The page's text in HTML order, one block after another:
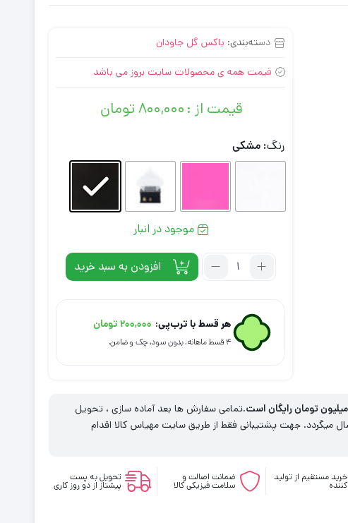
دسته‌بندی: باکس گل جاودان
قیمت همه ی محصولات سایت بروز می باشد
قیمت از : ۸۰۰,۰۰۰ تومان
رنگ: مشکی
موجود در انبار
تعداد:
مصنوعی
مدل
دیاموند
افزودن به سبد خرید
هر قسط با ترب‌پی: ۲۰۰,۰۰۰ تومان
۴ قسط ماهانه. بدون سود، چک و ضامن.
.تمامی سفارش ها بعد آماده سازی ، تحویل
جهت پشتیبانی فقط از طریق سایت مهیاس کالا اقدام
خرید مستقیم از تولید
کننده
ضمانت اصالت و
سلامت فیزیکی کالا
تحویل به پست
پیشتاز از دو روز کاری